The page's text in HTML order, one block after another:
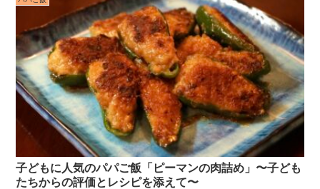
子どもに人気のパパご飯「ピーマンの肉詰め」〜子ども
たちからの評価とレシピを添えて〜